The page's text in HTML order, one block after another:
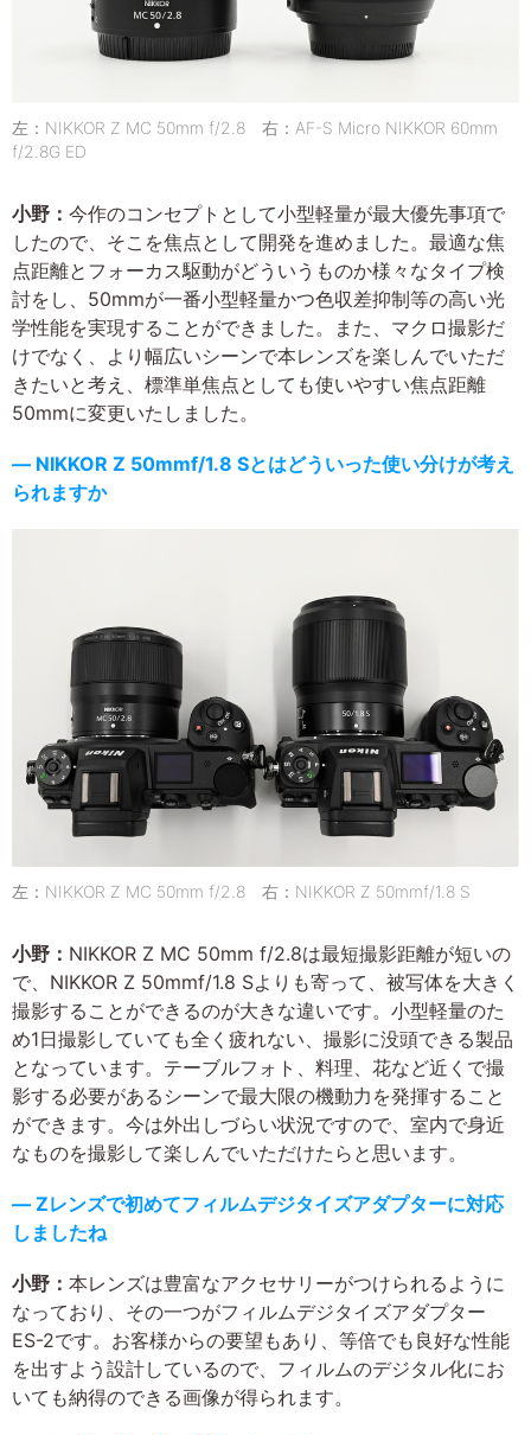
左：NIKKOR Z MC 50mm f/2.8 右：AF-S Micro NIKKOR 60mm
f/2.8G ED
小野： 今作のコンセプトとして小型軽量が最大優先事項で
したので、そこを焦点として開発を進めました。最適な焦
点距離とフォーカス駆動がどういうものか様々なタイプ検
討をし、50mmが一番小型軽量かつ色収差抑制等の高い光
学性能を実現することができました。また、マクロ撮影だ
けでなく、より幅広いシーンで本レンズを楽しんでいただ
きたいと考え、標準単焦点としても使いやすい焦点距離
50mmに変更いたしました。
― NIKKOR Z 50mmf/1.8 Sとはどういった使い分けが考え
られますか
左：NIKKOR Z MC 50mm f/2.8 右：NIKKOR Z 50mmf/1.8 S
小野： NIKKOR Z MC 50mm f/2.8は最短撮影距離が短いの
で、NIKKOR Z 50mmf/1.8 Sよりも寄って、被写体を大きく
撮影することができるのが大きな違いです。小型軽量のた
め1日撮影していても全く疲れない、撮影に没頭できる製品
となっています。テーブルフォト、料理、花など近くで撮
影する必要があるシーンで最大限の機動力を発揮すること
ができます。今は外出しづらい状況ですので、室内で身近
なものを撮影して楽しんでいただけたらと思います。
― Zレンズで初めてフィルムデジタイズアダプターに対応
しましたね
小野： 本レンズは豊富なアクセサリーがつけられるように
なっており、その一つがフィルムデジタイズアダプター
ES-2です。お客様からの要望もあり、等倍でも良好な性能
を出すよう設計しているので、フィルムのデジタル化にお
いても納得のできる画像が得られます。